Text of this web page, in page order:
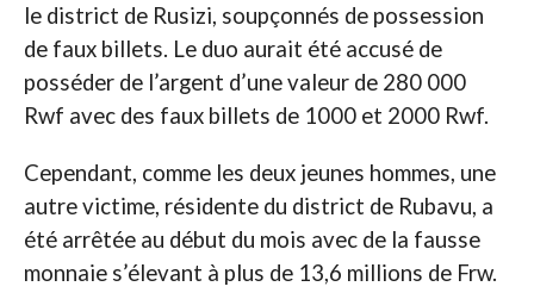
le district de Rusizi, soupçonnés de possession
de faux billets. Le duo aurait été accusé de
posséder de l’argent d’une valeur de 280 000
Rwf avec des faux billets de 1000 et 2000 Rwf.
Cependant, comme les deux jeunes hommes, une
autre victime, résidente du district de Rubavu, a
été arrêtée au début du mois avec de la fausse
monnaie s’élevant à plus de 13,6 millions de Frw.